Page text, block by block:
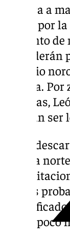
De cara a
activo por
aumento
el tercio
aislada.
Asturias,
podrían ser
No se
Ibérica
menos
cielos poco